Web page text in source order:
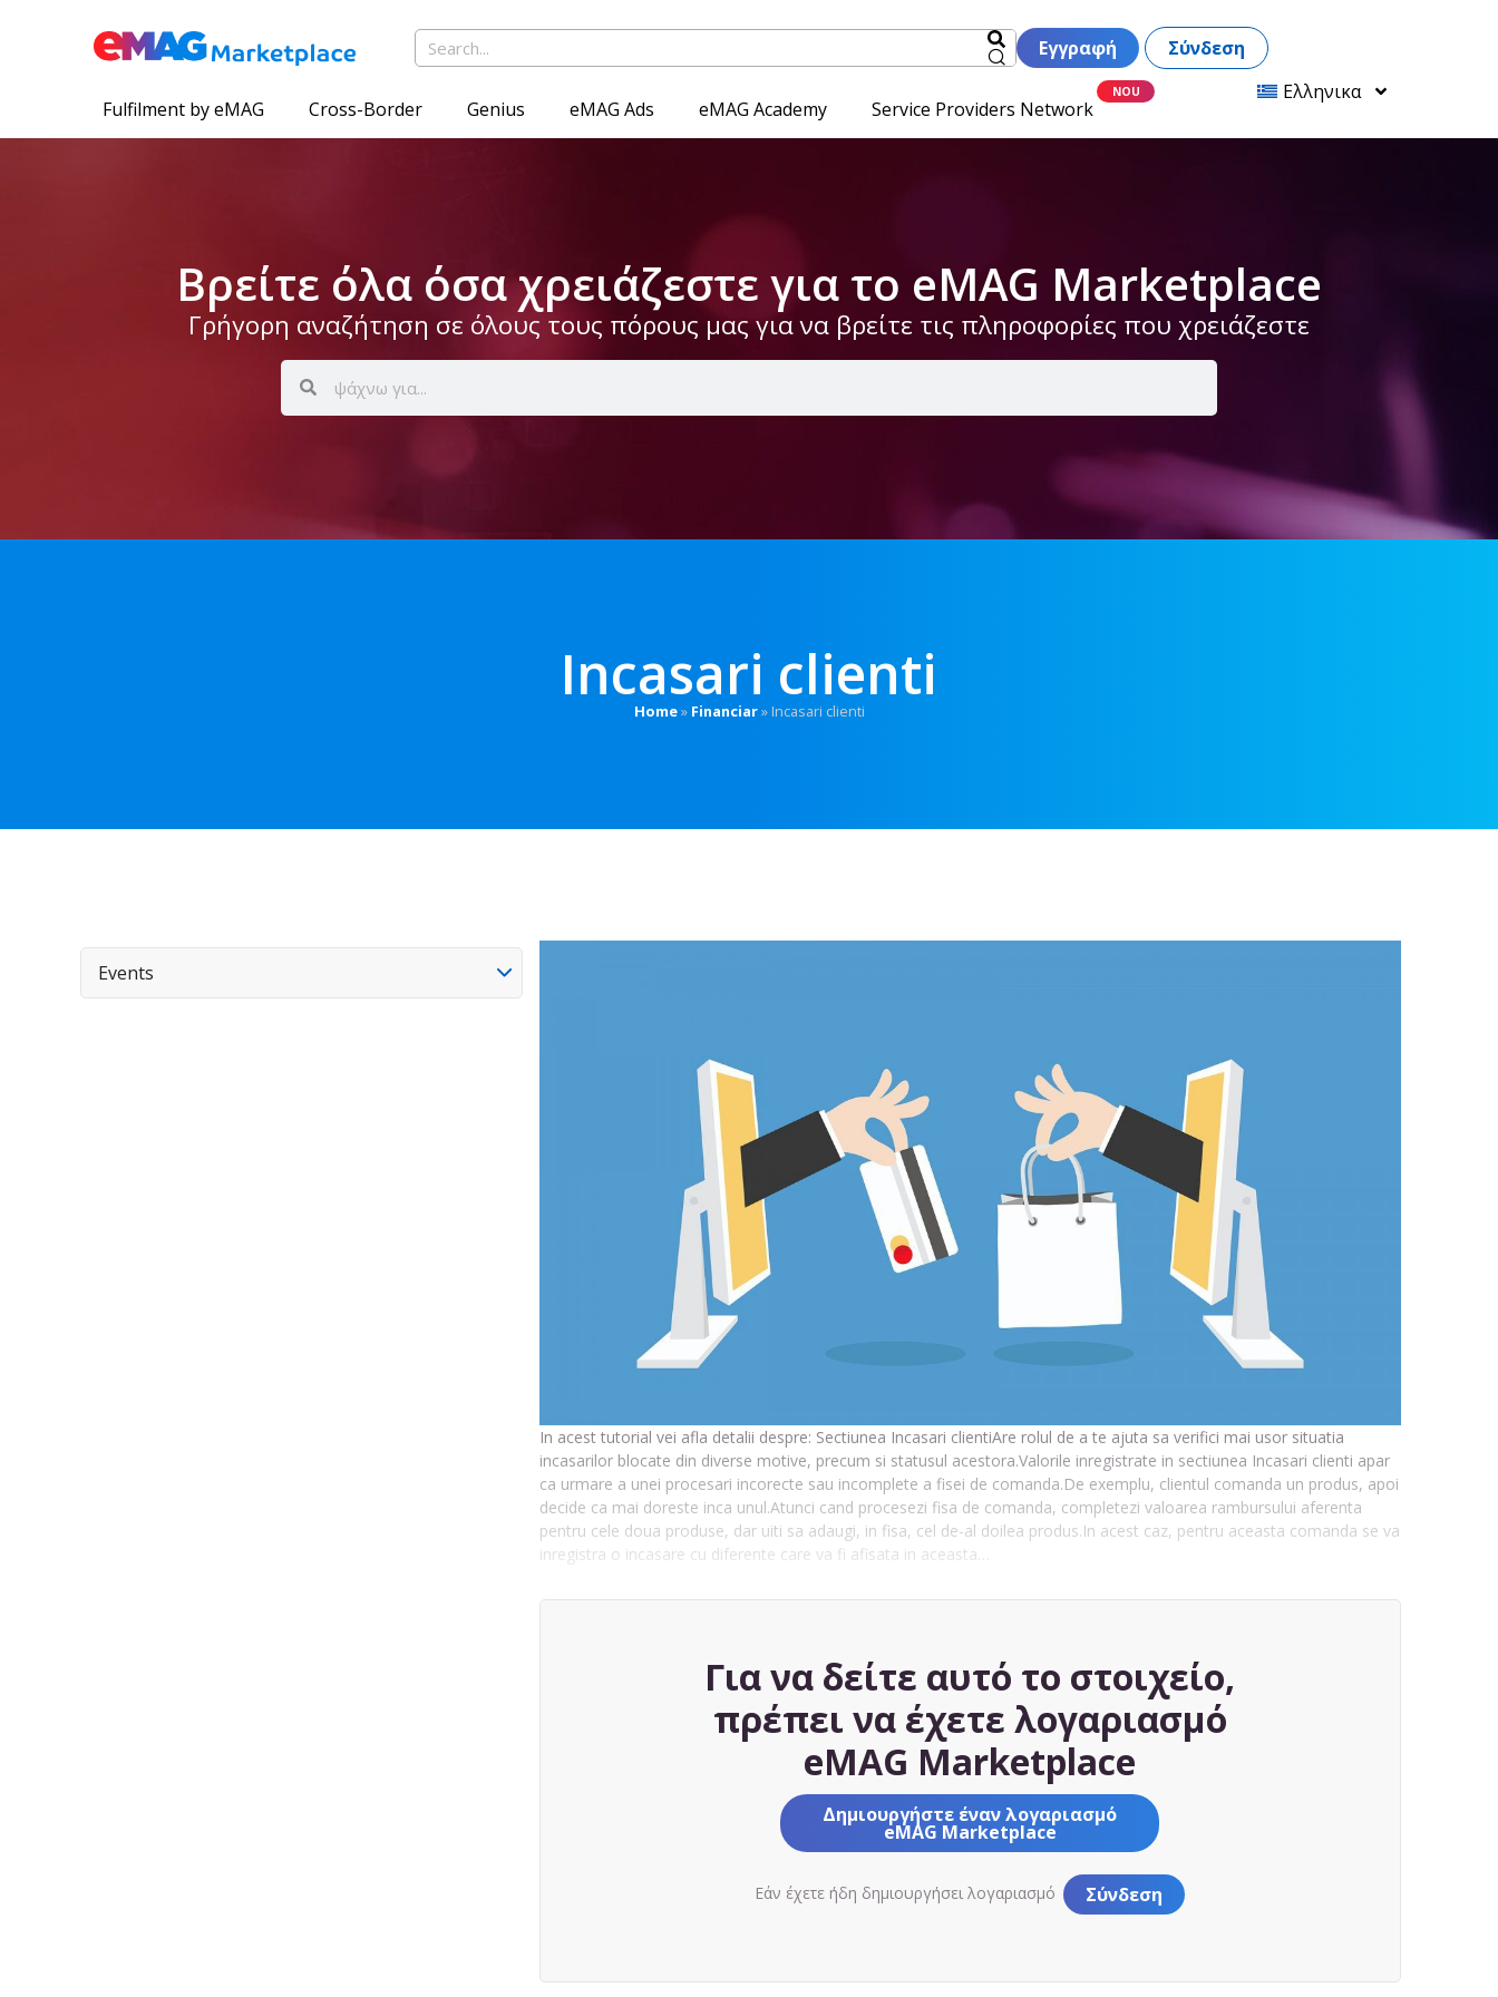
Εγγραφή Σύνδεση
Fulfilment by eMAG Cross-Border Genius eMAG Ads eMAG Academy Service Providers Network
Ελληνικα
Βρείτε όλα όσα χρειάζεστε για το eMAG Marketplace
Γρήγορη αναζήτηση σε όλους τους πόρους μας για να βρείτε τις πληροφορίες που χρειάζεστε
Incasari clienti
Home» Financiar»Incasari clienti
Events
In acest tutorial vei afla detalii despre: Sectiunea Incasari clientiAre rolul de a te ajuta sa verifici mai usor situatia
incasarilor blocate din diverse motive, precum si statusul acestora.Valorile inregistrate in sectiunea Incasari clienti apar
ca urmare a unei procesari incorecte sau incomplete a fisei de comanda.De exemplu, clientul comanda un produs, apoi
decide ca mai doreste inca unul.Atunci cand procesezi fisa de comanda, completezi valoarea rambursului aferenta
pentru cele doua produse, dar uiti sa adaugi, in fisa, cel de-al doilea produs.In acest caz, pentru aceasta comanda se va
inregistra o incasare cu diferente care va fi afisata in aceasta…
Για να δείτε αυτό το στοιχείο,
πρέπει να έχετε λογαριασμό
eMAG Marketplace
Δημιουργήστε έναν λογαριασμό
eMAG Marketplace
Εάν έχετε ήδη δημιουργήσει λογαριασμό Σύνδεση